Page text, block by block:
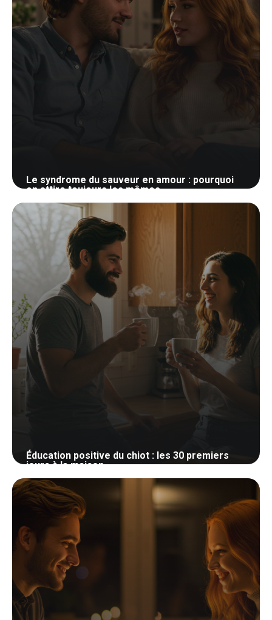
Le syndrome du sauveur en amour : pourquoi
on attire toujours les mêmes
30 mai 2026
Éducation positive du chiot : les 30 premiers
jours à la maison
27 mai 2026